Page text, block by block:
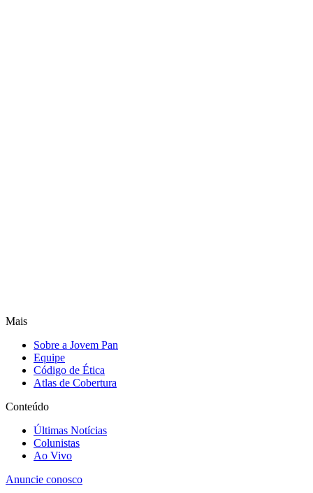
Mais
Sobre a Jovem Pan
Equipe
Código de Ética
Atlas de Cobertura
Conteúdo
Últimas Notícias
Colunistas
Ao Vivo
Anuncie conosco